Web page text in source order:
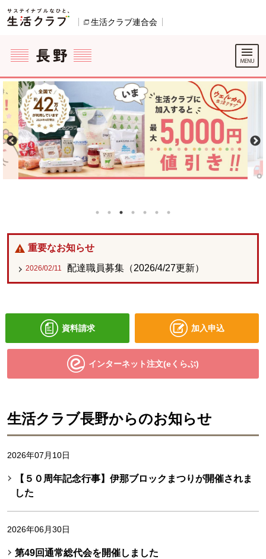
ページの先頭です。
生活クラブ連合会
ここからサイト内共通メニューです。
サイト内共通メニューをスキップする
サイト内共通メニューここまで。
重要なお知らせ
2026/02/11 配達職員募集（2026/4/27更新）
資料請求 加入申込
インターネット注文(eくらぶ)
生活クラブ長野からのお知らせ
2026年07月10日
【５０周年記念行事】伊那ブロックまつりが開催されま
した
2026年06月30日
第49回通常総代会を開催しました